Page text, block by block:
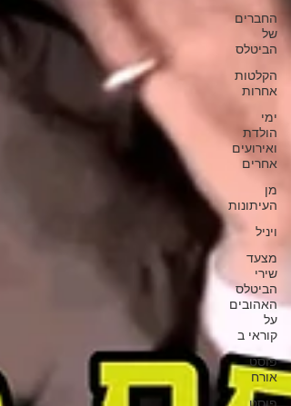
החברים
של
הביטלס
הקלטות
אחרות
ימי
הולדת
ואירועים
אחרים
מן
העיתונות
ויניל
מצעד
שירי
הביטלס
האהובים
על
קוראי ב
פוסט
אורח
פוסט